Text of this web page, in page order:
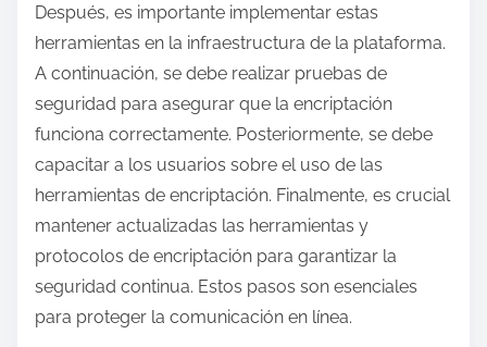
Después, es importante implementar estas
herramientas en la infraestructura de la plataforma.
A continuación, se debe realizar pruebas de
seguridad para asegurar que la encriptación
funciona correctamente. Posteriormente, se debe
capacitar a los usuarios sobre el uso de las
herramientas de encriptación. Finalmente, es crucial
mantener actualizadas las herramientas y
protocolos de encriptación para garantizar la
seguridad continua. Estos pasos son esenciales
para proteger la comunicación en línea.